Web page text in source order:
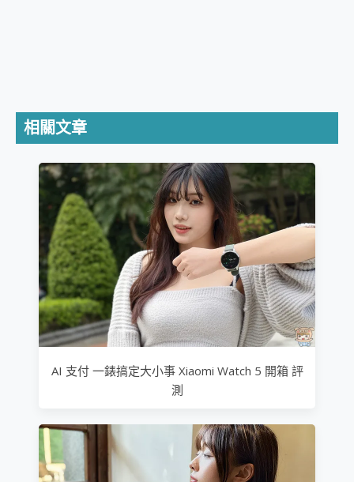
相關文章
AI 支付 一錶搞定大小事 Xiaomi Watch 5 開箱 評
測